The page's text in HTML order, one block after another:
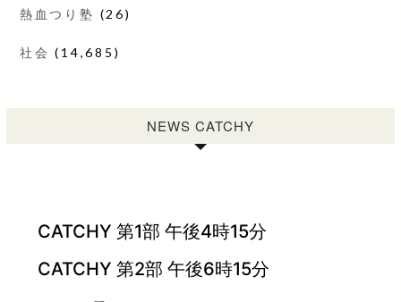
熱血つり塾 (26)
社会 (14,685)
NEWS CATCHY
CATCHY 第1部 午後4時15分
CATCHY 第2部 午後6時15分